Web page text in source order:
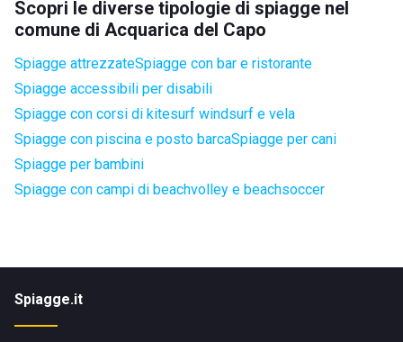
Scopri le diverse tipologie di spiagge nel
comune di Acquarica del Capo
Spiagge attrezzateSpiagge con bar e ristorante
Spiagge accessibili per disabili
Spiagge con corsi di kitesurf windsurf e vela
Spiagge con piscina e posto barcaSpiagge per cani
Spiagge per bambini
Spiagge con campi di beachvolley e beachsoccer
Spiagge.it